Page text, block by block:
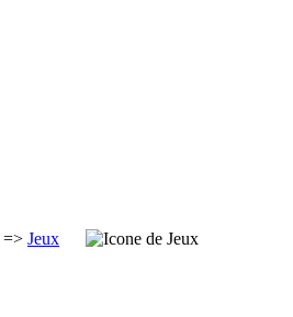
=> Jeux